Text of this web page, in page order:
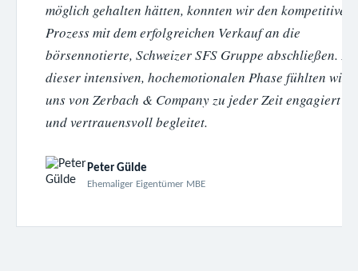
möglich gehalten hätten, konnten wir den kompetitiven
Prozess mit dem erfolgreichen Verkauf an die
börsennotierte, Schweizer SFS Gruppe abschließen. In
dieser intensiven, hochemotionalen Phase fühlten wir
uns von Zerbach & Company zu jeder Zeit engagiert
und vertrauensvoll begleitet.
Peter Gülde
Ehemaliger Eigentümer MBE